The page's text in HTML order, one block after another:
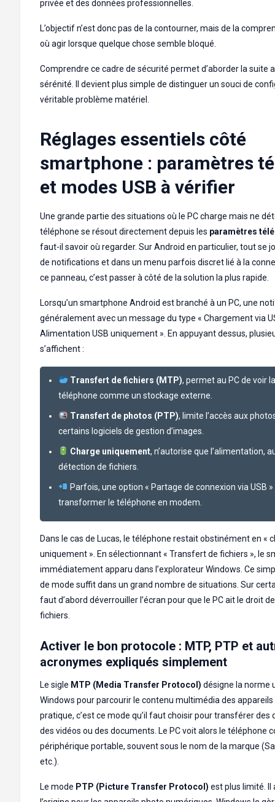
privée et des données professionnelles.
L’objectif n’est donc pas de la contourner, mais de la
où agir lorsque quelque chose semble bloqué.
Comprendre ce cadre de sécurité permet d’aborder la suite
sérénité. Il devient plus simple de distinguer un souci de
véritable problème matériel.
Réglages essentiels côté
smartphone : paramètres
et modes USB à vérifier
Une grande partie des situations où le PC charge mais ne
téléphone se résout directement depuis les paramètres
faut-il savoir où regarder. Sur Android en particulier, tout se
de notifications et dans un menu parfois discret lié à la
ce panneau, c’est passer à côté de la solution la plus rapide.
Lorsqu’un smartphone Android est branché à un PC, une
généralement avec un message du type « Chargement via
Alimentation USB uniquement ». En appuyant dessus,
s’affichent :
Transfert de fichiers (MTP), permet au PC de voir
téléphone comme un stockage externe.
Transfert de photos (PTP), limite l’accès aux
certains logiciels de gestion d’images.
Charge uniquement, n’autorise que l’alimentation,
détection de fichiers.
Parfois, une option « Partage de connexion via USB
transformer le téléphone en modem.
Dans le cas de Lucas, le téléphone restait obstinément en «
uniquement ». En sélectionnant « Transfert de fichiers », le
immédiatement apparu dans l’explorateur Windows. Ce
de mode suffit dans un grand nombre de situations. Sur
faut d’abord déverrouiller l’écran pour que le PC ait le droit
fichiers.
Activer le bon protocole : MTP, PTP et
acronymes expliqués simplement
Le sigle MTP (Media Transfer Protocol) désigne la norme
Windows pour parcourir le contenu multimédia des appareils
pratique, c’est ce mode qu’il faut choisir pour transférer des
des vidéos ou des documents. Le PC voit alors le téléphone
périphérique portable, souvent sous le nom de la marque
etc.).
Le mode PTP (Picture Transfer Protocol) est plus limité. Il